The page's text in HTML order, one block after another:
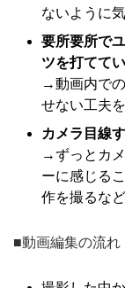
ないように
要所要所で
ツを打てて
→動画内で
せない工夫を
カメラ目線
→ずっとカ
ーに感じる
作を撮るな
■動画編集の流れ